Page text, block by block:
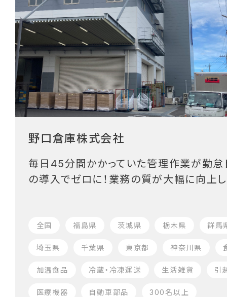
野口倉庫株式会社
毎日45分間かかっていた管理作業が勤怠
の導入でゼロに！業務の質が大幅に向上し
全国 福島県 茨城県 栃木県 群馬
埼玉県 千葉県 東京都 神奈川県
加温食品 冷蔵・冷凍運送 生活雑貨 引
医療機器 自動車部品 300名以上